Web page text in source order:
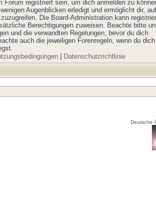
Forum registriert sein, um dich anmelden zu
Augenblicken erledigt und ermöglicht dir, auf
Die Board-Administration kann
Berechtigungen zuweisen. Beachte bitte
und die verwandten Regelungen, bevor du dich
auch die jeweiligen Forenregeln, wenn du
| Datenschutzrichtlinie
Deutsche